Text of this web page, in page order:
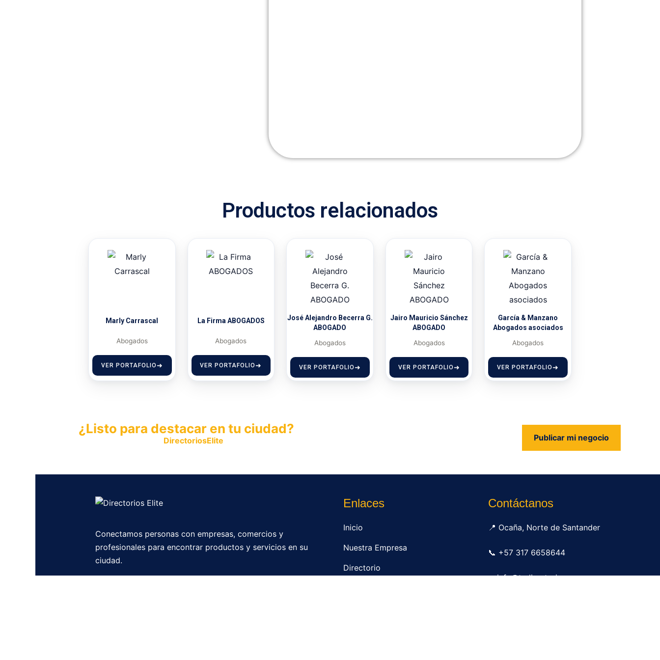
Productos relacionados
Marly Carrascal
Abogados
VER PORTAFOLIO
La Firma ABOGADOS
Abogados
VER PORTAFOLIO
José Alejandro Becerra G.
ABOGADO
Abogados
VER PORTAFOLIO
Jairo Mauricio Sánchez
ABOGADO
Abogados
VER PORTAFOLIO
García & Manzano
Abogados asociados
Abogados
VER PORTAFOLIO
¿Listo para destacar en tu ciudad?
DirectoriosElite Publicar mi negocio
Conectamos personas con empresas, comercios y
profesionales para encontrar productos y servicios en su
ciudad.
Enlaces
Inicio
Nuestra Empresa
Directorio
Contáctanos
📍 Ocaña, Norte de Santander
📞 +57 317 6658644
✉ info@tudirectorio.com